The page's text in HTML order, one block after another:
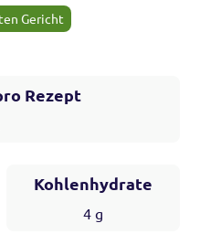
Gericht
Rezept
Kohlenhydrate
4g